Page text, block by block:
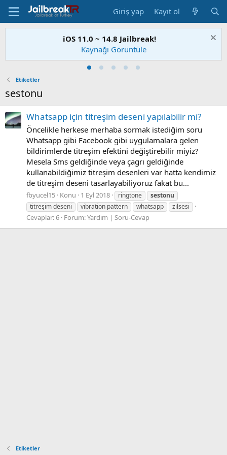
Giriş yap Kayıt ol
iOS 11.0 ~ 14.8 Jailbreak!
Kaynağı Görüntüle
Etiketler
sestonu
Whatsapp için titreşim deseni yapılabilir mi?
Öncelikle herkese merhaba sormak istediğim soru
Whatsapp gibi Facebook gibi uygulamalara gelen
bildirimlerde titreşim efektini değiştirebilir miyiz?
Mesela Sms geldiğinde veya çagrı geldiğinde
kullanabildiğimiz titreşim desenleri var hatta kendimiz
de titreşim deseni tasarlayabiliyoruz fakat bu...
fbyucel15 Konu 1 Eyl 2018 ringtone
sestonu
titreşim deseni
vibration pattern whatsapp zilsesi
Cevaplar: 6 Forum:Yardım | Soru-Cevap
Etiketler